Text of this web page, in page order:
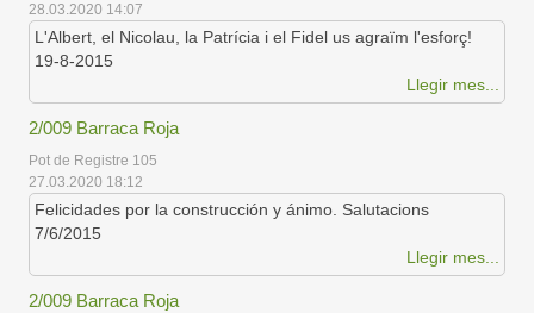
28.03.2020 14:07
L'Albert, el Nicolau, la Patrícia i el Fidel us agraïm l'esforç!
19-8-2015
Llegir mes...
2/009 Barraca Roja
Pot de Registre 105
27.03.2020 18:12
Felicidades por la construcción y ánimo. Salutacions
7/6/2015
Llegir mes...
2/009 Barraca Roja